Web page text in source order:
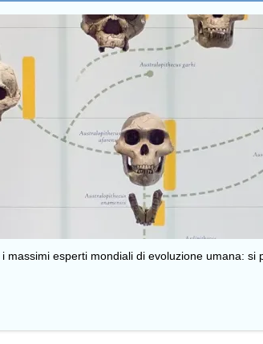
massimi esperti mondiali di evoluzione umana: